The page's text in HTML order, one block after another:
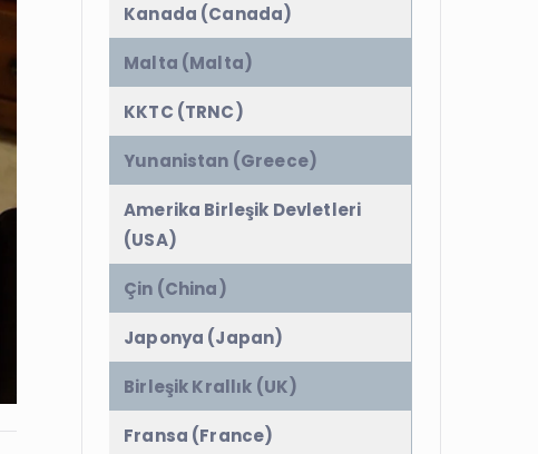
Kanada (Canada)
Malta (Malta)
KKTC (TRNC)
Yunanistan (Greece)
Amerika Birleşik Devletleri
(USA)
Çin (China)
Japonya (Japan)
Birleşik Krallık (UK)
Fransa (France)